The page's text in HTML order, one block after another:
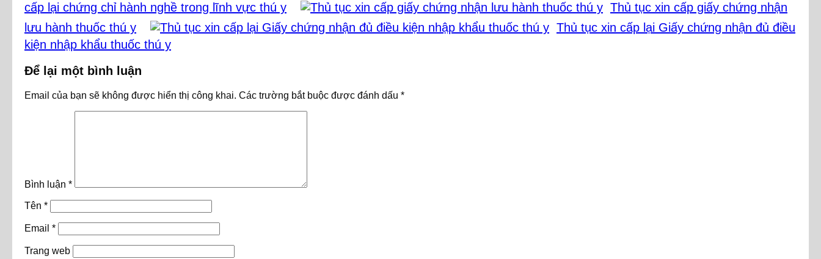
cấp lại chứng chỉ hành nghề trong lĩnh vực thú y
Thủ tục xin cấp giấy chứng nhận
lưu hành thuốc thú y
Thủ tục xin cấp lại Giấy chứng nhận đủ điều
kiện nhập khẩu thuốc thú y
Để lại một bình luận
Email của bạn sẽ không được hiển thị công khai. Các trường bắt buộc được đánh dấu *
Bình luận *
Tên *
Email *
Trang web